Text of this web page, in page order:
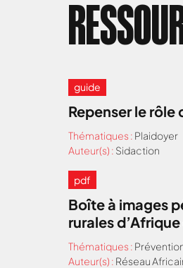
guide
Repenser le rôle
Thématiques : Plaidoyer
Auteur(s) : Sidaction
pdf
Boîte à images
rurales
Thématiques :
Auteur(s) : Réseau